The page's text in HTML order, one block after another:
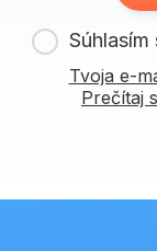
Tvoja e-
Prečítaj